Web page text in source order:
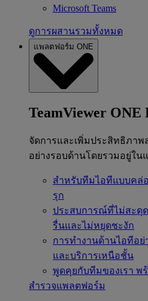
Microsoft Teams
ดูการผสานรวมทั้งหมด
แพลตฟอร์ม ONE
TeamViewer ONE
จัดการและเพิ่มประสิทธิภา
อย่างรอบด้านโดยรวมอยู่ใน
สำหรับทีมไอทีแบบคล่
รุก
ประสบการณ์ที่ไม่สะดุด
รื่นและไม่หยุดชะงัก
การทำงานด้านไอทีอย่
และบริการเหนือชั้น
พูดคุยกับทีมของเรา พ
สำรวจแพลตฟอร์ม